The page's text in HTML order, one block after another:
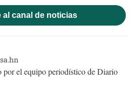
al canal de noticias
por el equipo periodístico de Diario